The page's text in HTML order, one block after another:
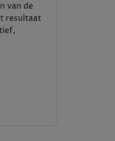
van de
resultaat